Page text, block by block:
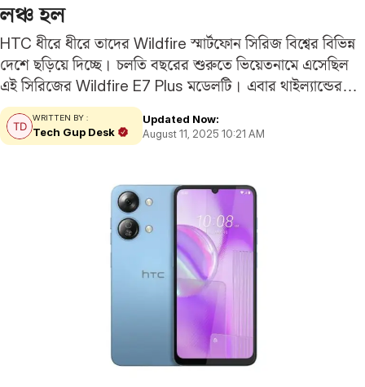
লঞ্চ হল
HTC ধীরে ধীরে তাদের Wildfire স্মার্টফোন সিরিজ বিশ্বের বিভিন্ন
দেশে ছড়িয়ে দিচ্ছে। চলতি বছরের শুরুতে ভিয়েতনামে এসেছিল
এই সিরিজের Wildfire E7 Plus মডেলটি। এবার থাইল্যান্ডের
লঞ্চ হল HTC Wildfire E4 Plus। এর দাম রাখা হয়েছে ১০
হাজার টাকার কম। এতে…
WRITTEN BY :
Tech Gup Desk
Updated Now:
August 11, 2025 10:21 AM